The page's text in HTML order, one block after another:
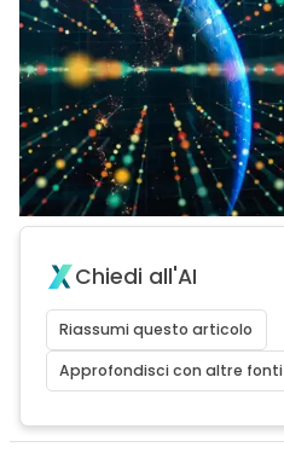
Chiedi all'AI
Riassumi questo articolo
Approfondisci con altre fonti